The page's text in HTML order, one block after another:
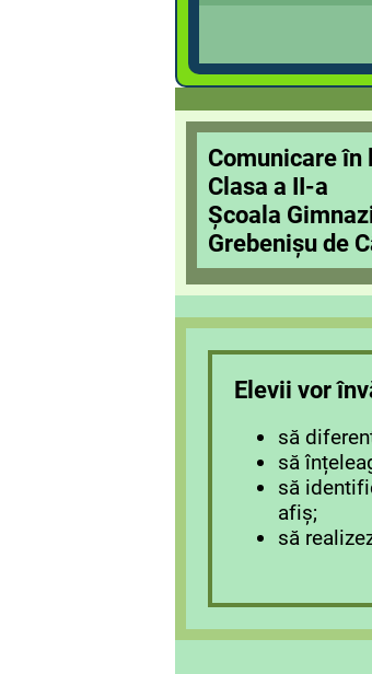
Comunicare în
Clasa a II-a
Școala
Grebenișu de
Elevii vor
să
să
să
afiș;
să